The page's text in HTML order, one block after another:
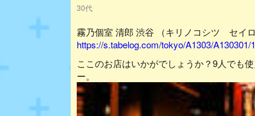
30代
霧乃個室 清郎 渋谷 （キリノコシツ セイ
https://s.tabelog.com/tokyo/A1303/A130301/
ここのお店はいかがでしょうか？9人でも
ー。